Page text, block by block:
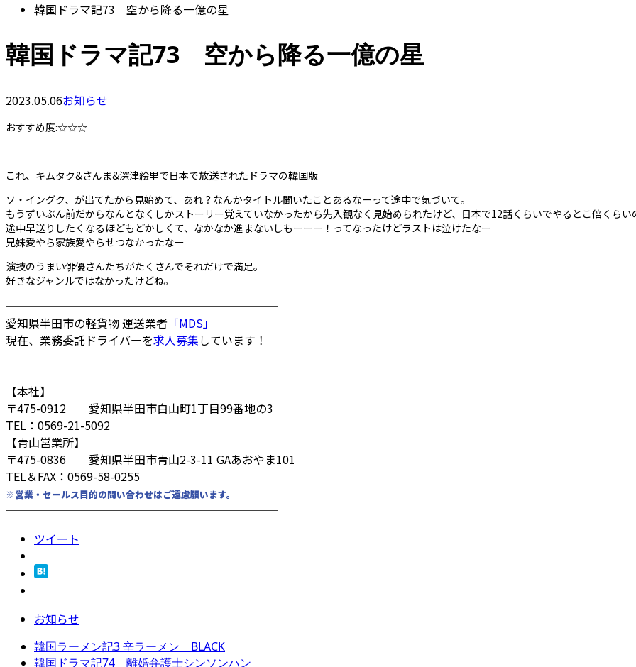
韓国ドラマ記73 空から降る一億の星
韓国ドラマ記73 空から降る一億の星
2023.05.06お知らせ
おすすめ度:☆☆☆
これ、キムタク&さんま&深津絵里で日本で放送されたドラマの韓国版
ソ・イングク、が出てたから見始めて、あれ？なんかタイトル聞いたことあるなーって途中で気づいて。
もうずいぶん前だからなんとなくしかストーリー覚えていなかったから先入観なく見始められたけど、日本で12話くらいでやるとこ倍くらい
途中早送りしたくなるほどもどかしくて、なかなか進まないしもーーー！ってなったけどラストは泣けたなー
兄妹愛やら家族愛やらせつなかったなー
演技のうまい俳優さんたちがたくさんでそれだけで満足。
好きなジャンルではなかったけどね。
────────────────────────
愛知県半田市の軽貨物 運送業者 「MDS」
現在、業務委託ドライバーを求人募集しています！
【本社】
〒475-0912 愛知県半田市白山町1丁目99番地の3
TEL：0569-21-5092
【青山営業所】
〒475-0836 愛知県半田市青山2-3-11 GAあおやま101
TEL＆FAX：0569-58-0255
※営業・セールス目的の問い合わせはご遠慮願います。
────────────────────────
ツイート
お知らせ
韓国ラーメン記3 辛ラーメン BLACK
韓国ドラマ記74 離婚弁護士シンソンハン